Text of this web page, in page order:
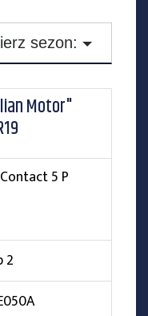
sezon:
Testy opon zimowych
Testy opon letnich
Motor"
5 P
2